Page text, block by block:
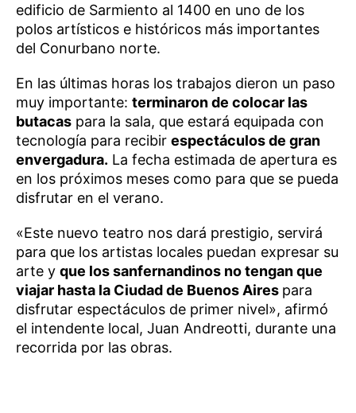
edificio de Sarmiento al 1400 en uno de los
polos artísticos e históricos más importantes
del Conurbano norte.
En las últimas horas los trabajos dieron un paso
muy importante: terminaron de colocar las
butacas para la sala, que estará equipada con
tecnología para recibir espectáculos de gran
envergadura. La fecha estimada de apertura es
en los próximos meses como para que se pueda
disfrutar en el verano.
«Este nuevo teatro nos dará prestigio, servirá
para que los artistas locales puedan expresar su
arte y que los sanfernandinos no tengan que
viajar hasta la Ciudad de Buenos Aires para
disfrutar espectáculos de primer nivel», afirmó
el intendente local, Juan Andreotti, durante una
recorrida por las obras.